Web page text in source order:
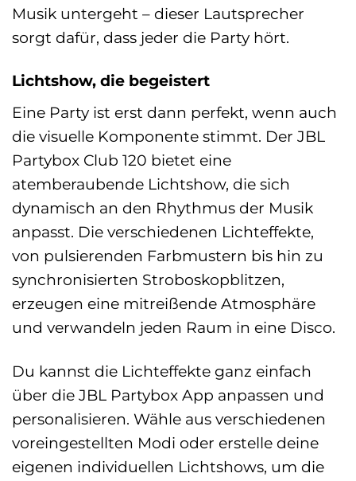
Musik untergeht – dieser Lautsprecher
sorgt dafür, dass jeder die Party hört.
Lichtshow, die begeistert
Eine Party ist erst dann perfekt, wenn auch
die visuelle Komponente stimmt. Der JBL
Partybox Club 120 bietet eine
atemberaubende Lichtshow, die sich
dynamisch an den Rhythmus der Musik
anpasst. Die verschiedenen Lichteffekte,
von pulsierenden Farbmustern bis hin zu
synchronisierten Stroboskopblitzen,
erzeugen eine mitreißende Atmosphäre
und verwandeln jeden Raum in eine Disco.
Du kannst die Lichteffekte ganz einfach
über die JBL Partybox App anpassen und
personalisieren. Wähle aus verschiedenen
voreingestellten Modi oder erstelle deine
eigenen individuellen Lichtshows, um die